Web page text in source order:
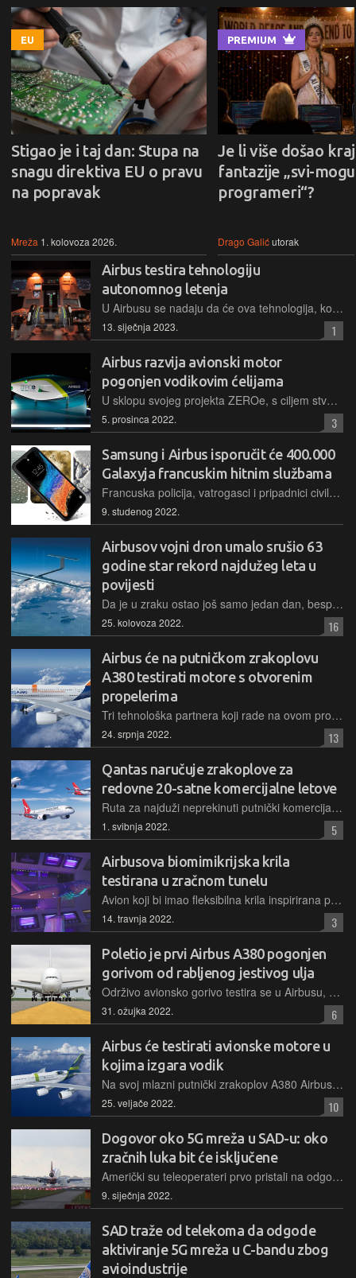
EU
Stigao je i taj dan: Stupa na
snagu direktiva EU o pravu
na popravak
Mreža 1. kolovoza 2026.
PREMIUM
Je li više došao kraj
fantazije „svi-
programeri“?
Drago Galićutorak
Airbus testira tehnologiju
autonomnog letenja
U Airbusu se nadaju da će ova tehnologija, koja je ušla u posljednja tri mjeseca svoje faze testiranja u nekim od zrakoplova, omogućiti veću sigurnost
13. siječnja 2023. 1
Airbus razvija avionski motor
pogonjen vodikovim ćelijama
U sklopu svojeg projekta ZEROe, s ciljem stvaranja ekološki održivijih zrakoplova, Airbus je objavio da razvija propelerski avionski motor, koji energiju za rad dobiva iz vodikovih gorivnih ćelija
5. prosinca 2022. 3
Samsung i Airbus isporučit će 400.000
Galaxyja francuskim hitnim službama
Francuska policija, vatrogasci i pripadnici civilne zaštite, uskoro će dobiti 400.000 Samsungovih Galaxyja
9. studenog 2022.
Airbusov vojni dron umalo srušio 63
godine star rekord najdužeg leta u
povijesti
Da je u zraku ostao još samo jedan dan, bespilotni bi solarni dron Zephyr S postao novi vlasnik rekorda za najduži let ikada. Međutim, nakon 64 dana provedena u stratosferi, neočekivano se srušio
25. kolovoza 2022. 16
Airbus će na putničkom zrakoplovu
A380 testirati motore s otvorenim
propelerima
Tri tehnološka partnera koji rade na ovom projektu smatraju da će motori s otvorenim propelerima omogućiti i do 20% smanjenja emisija ugljikovog dioksida, a čak i više ako se pogone održivim gorivom
24. srpnja 2022. 13
Qantas naručuje zrakoplove za
redovne 20-satne komercijalne letove
Ruta za najduži neprekinuti putnički komercijalni let zrakoplovom, London-Sydney, mogla bi postati stvarnost do 2025. godine, a za nju Airbus razvija posebnu varijantu svojeg modela A350
1. svibnja 2022. 5
Airbusova biomimikrijska krila
testirana u zračnom tunelu
Avion koji bi imao fleksibilna krila inspirirana prirodnim oblikom onih ptičjih trebao bi biti budućnost održive i efikasnije avijacije, a novi oblik krila trebao bi biti kompatibilan i s postojećim modelima
14. travnja 2022. 3
Poletio je prvi Airbus A380 pogonjen
gorivom od rabljenog jestivog ulja
Održivo avionsko gorivo testira se u Airbusu, a njime su uspješno napajani motori najvećeg putničkog zrakoplova na svijetu, Airbusa A380 u pokusnom letu održanom prošloga tjedna
31. ožujka 2022. 6
Airbus će testirati avionske motore u
kojima izgara vodik
Na svoj mlazni putnički zrakoplov A380 Airbus će postaviti testne motore na vodik i tako će ispitivati mogućnost da u budućnosti putnički zrakoplovi budu pogonjeni tim gorivom
25. veljače 2022. 10
Dogovor oko 5G mreža u SAD-u: oko
zračnih luka bit će isključene
Američki su teleoperateri prvo pristali na odgodu pokretanja svojih novih 5G mreža u C-bandu do 19. siječnja, a kada ih aktiviraju, oko 50 najvažnijih zračnih luka morat će imati zonu isključenja
9. siječnja 2022.
SAD traže od telekoma da odgode
aktiviranje 5G mreža u C-bandu zbog
avioindustrije